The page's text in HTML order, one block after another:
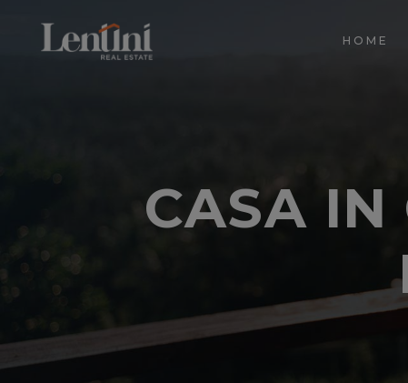
HOME
CASA